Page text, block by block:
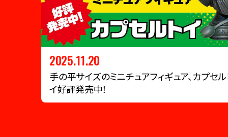
2025.11.20
手の平サイズのミニチュアフィギュア、カプセル
イ好評発売中！